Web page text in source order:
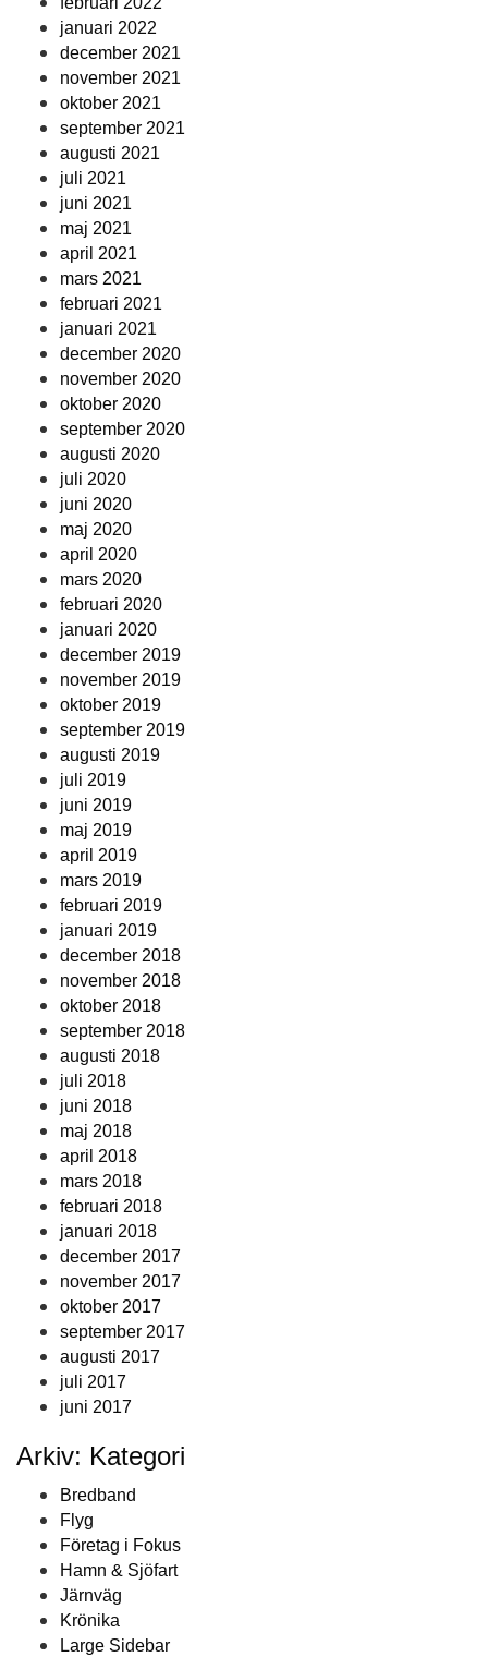
januari 2022
december 2021
november 2021
oktober 2021
september 2021
augusti 2021
juli 2021
juni 2021
maj 2021
april 2021
mars 2021
februari 2021
januari 2021
december 2020
november 2020
oktober 2020
september 2020
augusti 2020
juli 2020
juni 2020
maj 2020
april 2020
mars 2020
februari 2020
januari 2020
december 2019
november 2019
oktober 2019
september 2019
augusti 2019
juli 2019
juni 2019
maj 2019
april 2019
mars 2019
februari 2019
januari 2019
december 2018
november 2018
oktober 2018
september 2018
augusti 2018
juli 2018
juni 2018
maj 2018
april 2018
mars 2018
februari 2018
januari 2018
december 2017
november 2017
oktober 2017
september 2017
augusti 2017
juli 2017
juni 2017
Arkiv: Kategori
Bredband
Flyg
Företag i Fokus
Hamn & Sjöfart
Järnväg
Krönika
Large Sidebar